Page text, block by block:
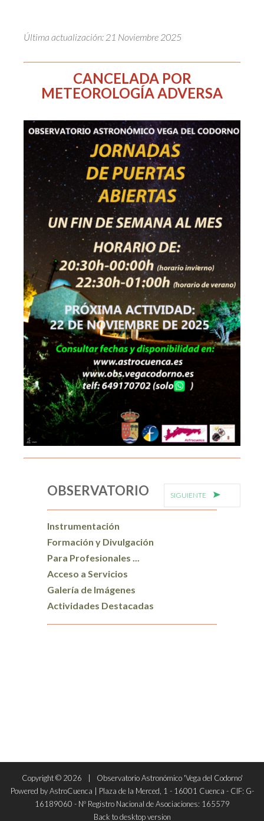
Última actualización: 21 Noviembre 2025
CANCELADA POR
METEOROLOGÍA ADVERSA
SIGUIENTE
OBSERVATORIO
Instrumentación
Formación y Divulgación
Para Profesionales ...
Acceso a Servicios
Galería de Imágenes
Actividades Destacadas
Copyright © 2026
Observatorio Astronómico 'Vega del Codorno'
Powered by AstroCuenca | Plaza de la Merced, 1 - 16001 Cuenca - CIF: G-
16189060 - Nº Registro Nacional de Asociaciones: 165579
Back to desktop version